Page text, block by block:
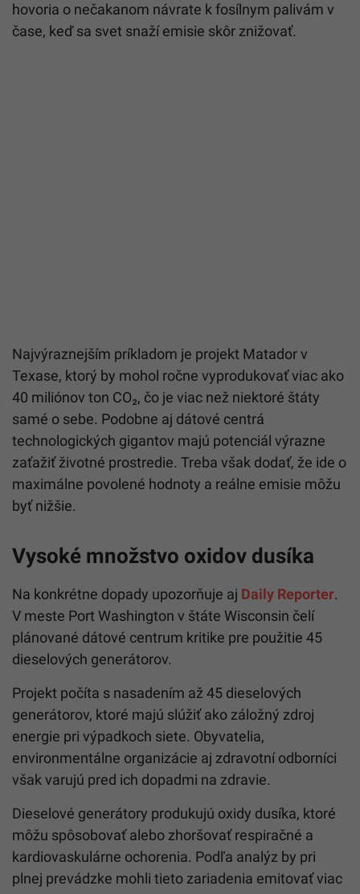
hovoria o nečakanom návrate k fosílnym palivám v
čase, keď sa svet snaží emisie skôr znižovať.
Najvýraznejším príkladom je projekt Matador v
Texase, ktorý by mohol ročne vyprodukovať viac ako
40 miliónov ton CO₂, čo je viac než niektoré štáty
samé o sebe. Podobne aj dátové centrá
technologických gigantov majú potenciál výrazne
zaťažiť životné prostredie. Treba však dodať, že ide o
maximálne povolené hodnoty a reálne emisie môžu
byť nižšie.
Vysoké množstvo oxidov dusíka
Na konkrétne dopady upozorňuje aj Daily Reporter.
V meste Port Washington v štáte Wisconsin čelí
plánované dátové centrum kritike pre použitie 45
dieselových generátorov.
Projekt počíta s nasadením až 45 dieselových
generátorov, ktoré majú slúžiť ako záložný zdroj
energie pri výpadkoch siete. Obyvatelia,
environmentálne organizácie aj zdravotní odborníci
však varujú pred ich dopadmi na zdravie.
Dieselové generátory produkujú oxidy dusíka, ktoré
môžu spôsobovať alebo zhoršovať respiračné a
kardiovaskulárne ochorenia. Podľa analýz by pri
plnej prevádzke mohli tieto zariadenia emitovať viac